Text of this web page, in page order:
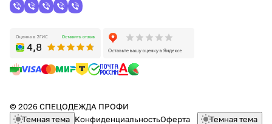
© 2026 СПЕЦОДЕЖДА ПРОФИ
Темная тема КонфиденциальностьОферта Темная тема